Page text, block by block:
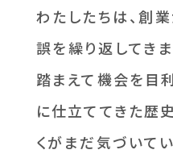
わたしたちは、創
誤を繰り返してき
踏まえて機会を目
に仕立ててきた歴
くがまだ気づいて